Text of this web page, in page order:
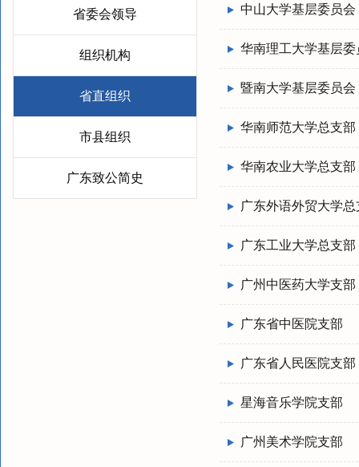
省委会领导
组织机构
省直组织
市县组织
广东致公简史
中山大学基层委员会
华南理工大学基层委
暨南大学基层委员会
华南师范大学总支部
华南农业大学总支部
广东外语外贸大学总
广东工业大学总支部
广州中医药大学支部
广东省中医院支部
广东省人民医院支部
星海音乐学院支部
广州美术学院支部